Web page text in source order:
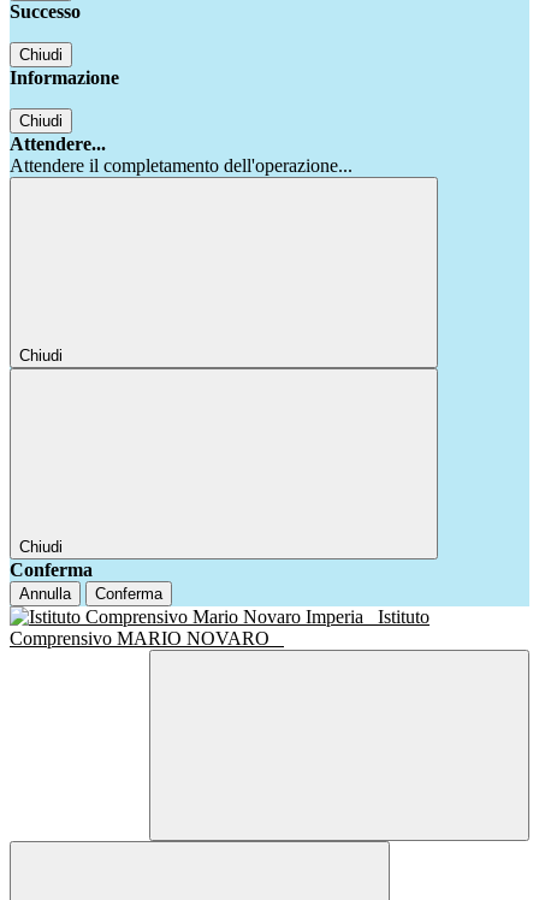
Successo
Chiudi
Informazione
Chiudi
Attendere...
Attendere il completamento dell'operazione...
Chiudi
Chiudi
Conferma
Annulla Conferma
Istituto
Comprensivo MARIO NOVARO